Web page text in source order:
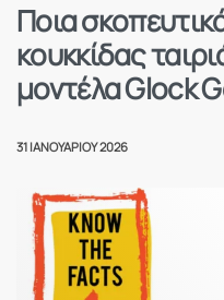
Ποια
κουκκίδας
μοντέλα Glock
31 ΙΑΝΟΥΑΡΊΟΥ 2026